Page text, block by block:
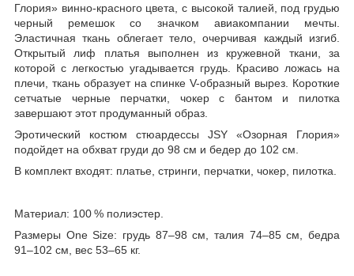
Глория» винно-красного цвета, с высокой талией, под грудью
черный ремешок со значком авиакомпании мечты.
Эластичная ткань облегает тело, очерчивая каждый изгиб.
Открытый лиф платья выполнен из кружевной ткани, за
которой с легкостью угадывается грудь. Красиво ложась на
плечи, ткань образует на спинке V-образный вырез. Короткие
сетчатые черные перчатки, чокер с бантом и пилотка
завершают этот продуманный образ.
Эротический костюм стюардессы JSY «Озорная Глория»
подойдет на обхват груди до 98 см и бедер до 102 см.
В комплект входят: платье, стринги, перчатки, чокер, пилотка.
Материал: 100 % полиэстер.
Размеры One Size: грудь 87–98 см, талия 74–85 см, бедра
91–102 см, вес 53–65 кг.